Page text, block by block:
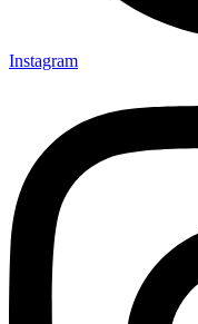
Instagram